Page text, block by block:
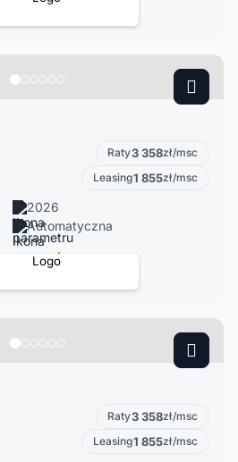
Raty3 358zł/msc
Leasing1 855zł/msc
2026
Automatyczna
Raty3 358zł/msc
Leasing1 855zł/msc